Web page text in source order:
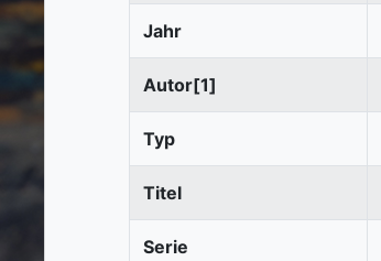
Jahr
Autor[1]
Typ
Titel
Serie